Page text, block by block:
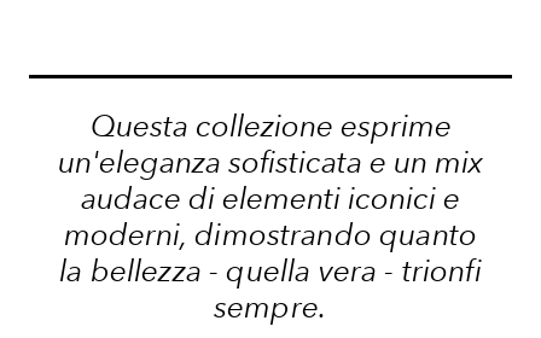
Questa collezione esprime
un'eleganza sofisticata e un mix
audace di elementi iconici e
moderni, dimostrando quanto
la bellezza - quella vera - trionfi
sempre.